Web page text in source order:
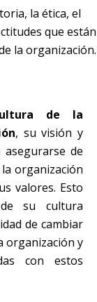
la ética, el
que están
la organización.
de la
, su visión y
de
organización
valores. Esto
su cultura
de cambiar
organización y
con estos